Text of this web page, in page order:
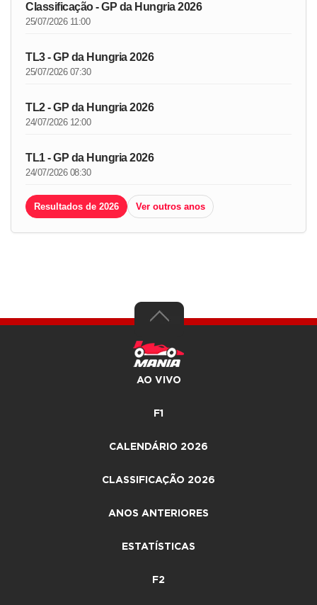
Classificação - GP da Hungria 2026
25/07/2026 11:00
TL3 - GP da Hungria 2026
25/07/2026 07:30
TL2 - GP da Hungria 2026
24/07/2026 12:00
TL1 - GP da Hungria 2026
24/07/2026 08:30
Resultados de 2026 Ver outros anos
AO VIVO
F1
CALENDÁRIO 2026
CLASSIFICAÇÃO 2026
ANOS ANTERIORES
ESTATÍSTICAS
F2